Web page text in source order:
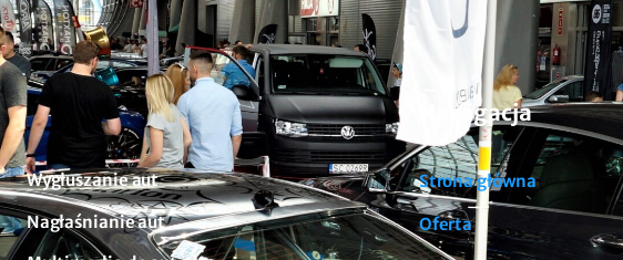
Wygłuszanie aut
Nagłaśnianie aut
Nawigacja
Strona główna
Oferta